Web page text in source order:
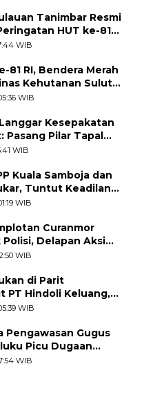
Tanimbar Resmi
HUT ke-81
Diajak Perkuat
WIB
81 RI, Bendera Merah
Kehutanan Sulut
WIB
Kesepakatan
Pasang Pilar Tapal
Libatkan
WIB
Kuala Samboja dan
Tuntut Keadilan
yang Adil
WIB
Curanmor
Delapan Aksi
Terungkap
WIB
di Parit
PT Hindoli Keluang,
Kematian
WIB
Pengawasan Gugus
Picu Dugaan
Bale-Bale di
WIB